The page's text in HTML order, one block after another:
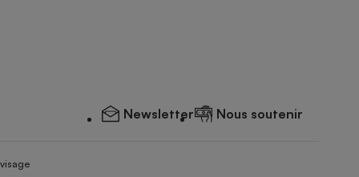
Newsletter Nous soutenir